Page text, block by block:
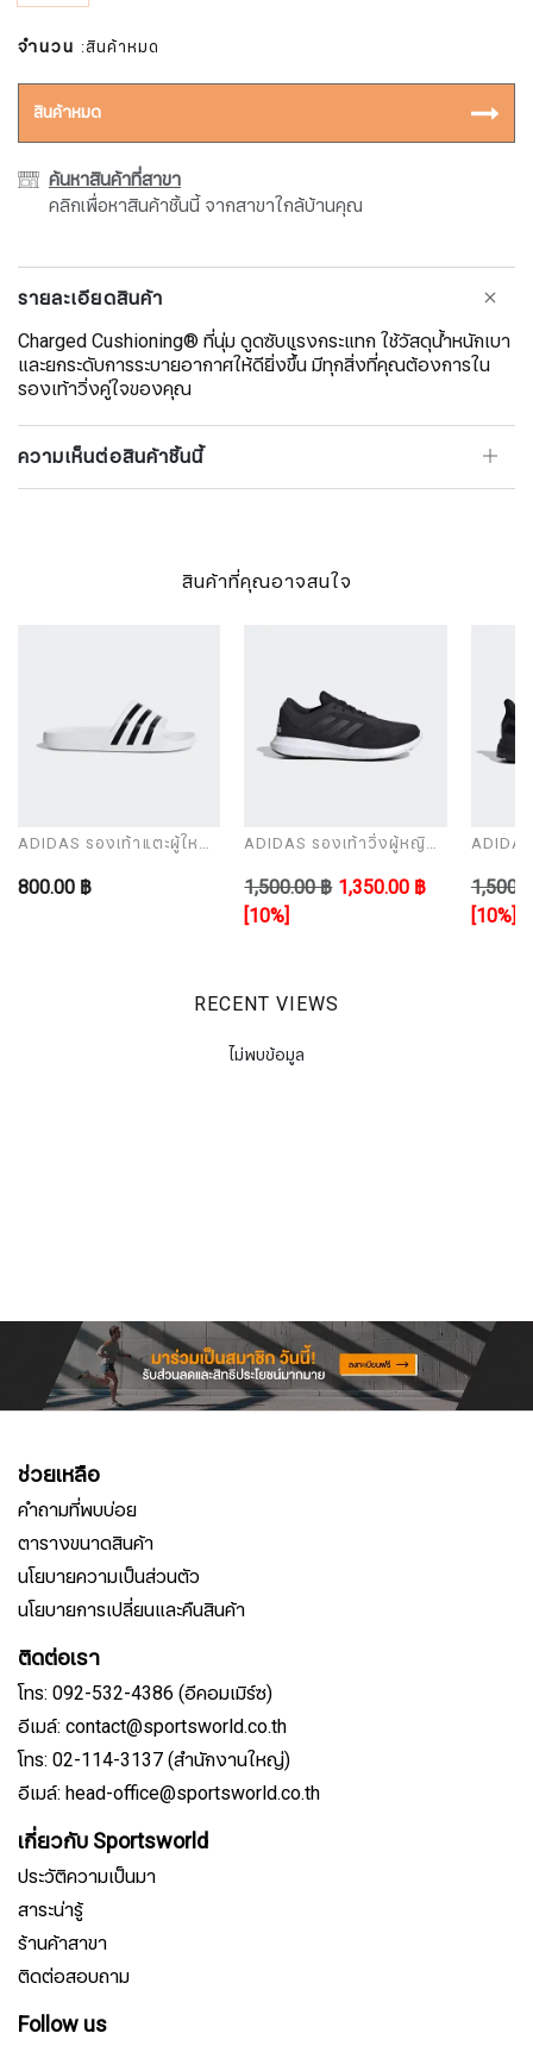
จำนวน :สินค้าหมด
สินค้าหมด
ค้นหาสินค้าที่สาขา
คลิกเพื่อหาสินค้าชิ้นนี้ จากสาขาใกล้บ้านคุณ
รายละเอียดสินค้า
Charged Cushioning® ที่นุ่ม ดูดซับแรงกระแทก ใช้วัสดุน้ำหนักเบา
และยกระดับการระบายอากาศให้ดียิ่งขึ้้น มีทุกสิ่งที่คุณต้องการใน
รองเท้าวิ่งคู่ใจของคุณ
ความเห็นต่อสินค้าชิ้นนี้
สินค้าที่คุณอาจสนใจ
ADIDAS รองเท้าแตะผู้ใหญ่
800.00 ฿
ADIDAS รองเท้าวิ่งผู้หญิง
1,500.00 ฿ 1,350.00 ฿
[10%]
[10%]
RECENT VIEWS
ไม่พบข้อมูล
ช่วยเหลือ
คำถามที่พบบ่อย
ตารางขนาดสินค้า
นโยบายความเป็นส่วนตัว
นโยบายการเปลี่ยนและคืนสินค้า
ติดต่อเรา
โทร: 092-532-4386 (อีคอมเมิร์ซ)
อีเมล์: contact@sportsworld.co.th
โทร: 02-114-3137 (สำนักงานใหญ่)
อีเมล์: head-office@sportsworld.co.th
เกี่ยวกับ Sportsworld
ประวัติความเป็นมา
สาระน่ารู้
ร้านค้าสาขา
ติดต่อสอบถาม
Follow us